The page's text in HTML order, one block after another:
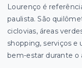
Lourenço é
paulista. São
ciclovias, áreas
shopping, serviços e
bem-estar durante o